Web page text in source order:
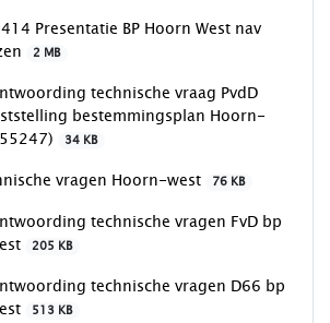
Presentatie BP Hoorn West nav
2 MB
technische vraag PvdD
bestemmingsplan Hoorn-
34 KB
vragen Hoorn-west 76 KB
technische vragen FvD bp
205 KB
technische vragen D66 bp
513 KB